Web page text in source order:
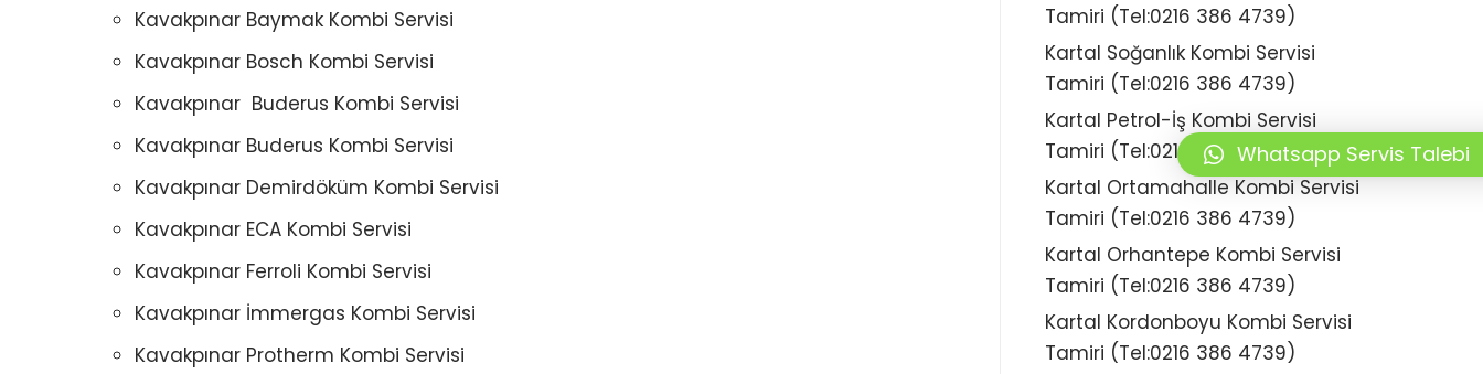
Kavakpınar Baymak Kombi Servisi
Kavakpınar Bosch Kombi Servisi
Kavakpınar Buderus Kombi Servisi
Kavakpınar Buderus Kombi Servisi
Kavakpınar Demirdöküm Kombi Servisi
Kavakpınar ECA Kombi Servisi
Kavakpınar Ferroli Kombi Servisi
Kavakpınar İmmergas Kombi Servisi
Kavakpınar Protherm Kombi Servisi
Tamiri (Tel:0216 386 4739)
Kartal Soğanlık Kombi Servisi
Tamiri (Tel:0216 386 4739)
Kartal Petrol-İş Kombi Servisi
Tamiri (Tel:0216 386 4739)
Kartal Ortamahalle Kombi Servisi
Tamiri (Tel:0216 386 4739)
Kartal Orhantepe Kombi Servisi
Tamiri (Tel:0216 386 4739)
Kartal Kordonboyu Kombi Servisi
Tamiri (Tel:0216 386 4739)
Whatsapp Servis Talebi